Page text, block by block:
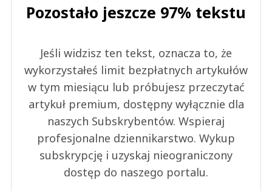
Pozostało jeszcze 97% tekstu
Jeśli widzisz ten tekst, oznacza to, że
wykorzystałeś limit bezpłatnych artykułów
w tym miesiącu lub próbujesz przeczytać
artykuł premium, dostępny wyłącznie dla
naszych Subskrybentów. Wspieraj
profesjonalne dziennikarstwo. Wykup
subskrypcję i uzyskaj nieograniczony
dostęp do naszego portalu.